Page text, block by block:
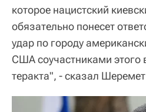
которое нацистский
обязательно понесет
удар по городу
США соучастниками этого
теракта", - сказал